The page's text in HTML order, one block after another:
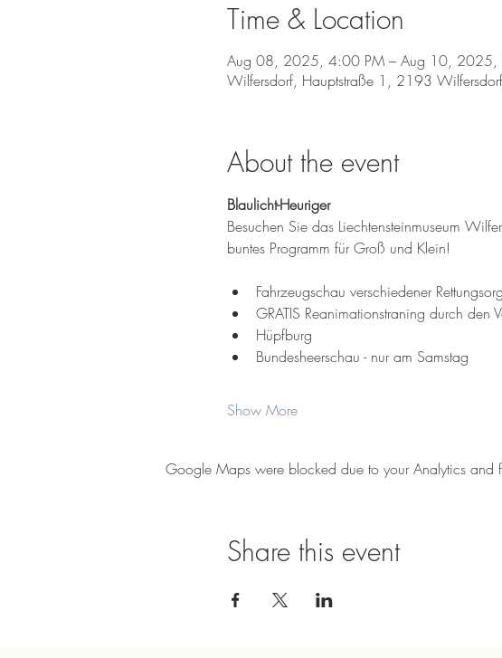
Time & Location
Aug 08, 2025, 4:00 PM – Aug 10, 2025,
Wilfersdorf, Hauptstraße 1, 2193
About the event
Blaulicht-Heuriger
Besuchen Sie das Liechtensteinmuseum
buntes Programm für Groß und Klein!
Fahrzeugschau verschiedener
GRATIS Reanimationstraning durch den
Hüpfburg
Bundesheerschau - nur am Samstag
Show More
Google Maps were blocked due to your Analytics and
Share this event